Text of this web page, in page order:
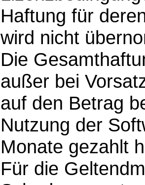
Haftung für
wird nicht
Die
außer bei
auf den Betrag
Nutzung der
Monate gezahlt
Für die